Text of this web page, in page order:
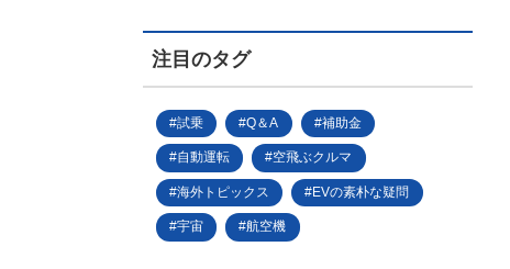
注目のタグ
試乗 Q＆A 補助金
自動運転 空飛ぶクルマ
海外トピックス EVの素朴な疑問
宇宙 航空機